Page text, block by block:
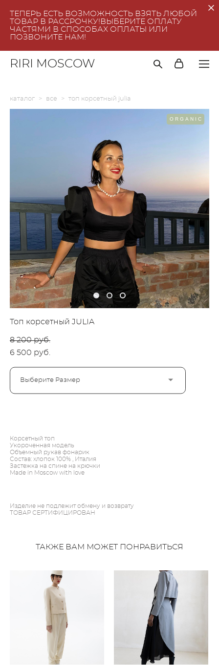
ТЕПЕРЬ ЕСТЬ ВОЗМОЖНОСТЬ ВЗЯТЬ ЛЮБОЙ
ТОВАР В РАССРОЧКУ!ВЫБЕРИТЕ ОПЛАТУ
ЧАСТЯМИ В СПОСОБАХ ОПЛАТЫ ИЛИ
ПОЗВОНИТЕ НАМ!
RIRI MOSCOW
каталог > все > топ корсетный julia
ORGANIC
Топ корсетный JULIA
8 200 pуб.
6 500 pуб.
Выберите Размер
Корсетный топ
Укороченная модель
Объемный рукав фонарик
Состав: хлопок 100% , Италия
Застежка на спине на крючки
Made in Moscow with love
Изделие не подлежит обмену и возврату
ТОВАР СЕРТИФИЦИРОВАН
ТАКЖЕ ВАМ МОЖЕТ ПОНРАВИТЬСЯ